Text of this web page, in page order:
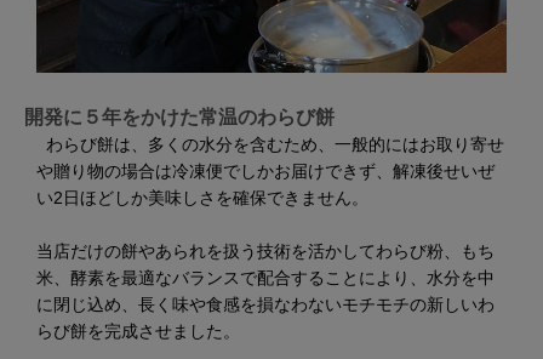
開発に５年をかけた常温のわらび餅
わらび餅は、多くの水分を含むため、一般的にはお取り寄せ
や贈り物の場合は冷凍便でしかお届けできず、解凍後せいぜ
い2日ほどしか美味しさを確保できません。
当店だけの餅やあられを扱う技術を活かしてわらび粉、もち
米、酵素を最適なバランスで配合することにより、水分を中
に閉じ込め、長く味や食感を損なわないモチモチの新しいわ
らび餅を完成させました。